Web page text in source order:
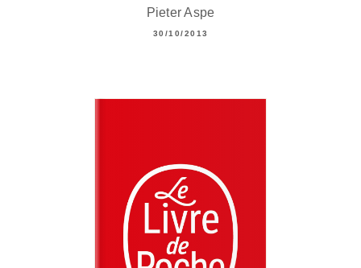
Pieter Aspe
30/10/2013